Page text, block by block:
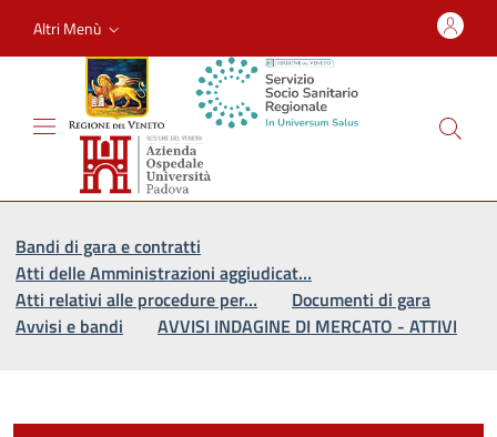
Altri Menù
Bandi di gara e contratti
Atti delle Amministrazioni aggiudicat…
Atti relativi alle procedure per…
Documenti di gara
Avvisi e bandi
AVVISI INDAGINE DI MERCATO - ATTIVI